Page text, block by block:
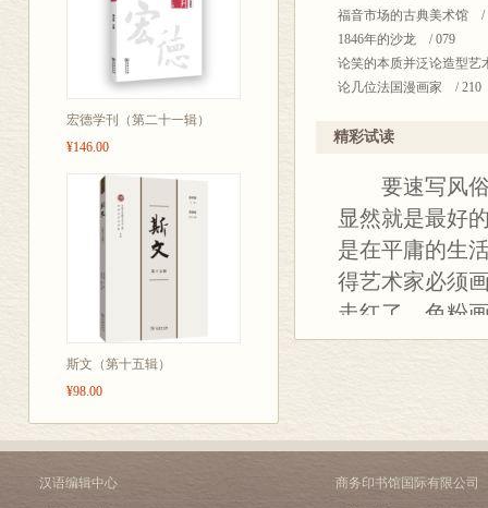
宏德学刊（第二十一辑）
¥146.00
斯文（第十五辑）
¥98.00
★《论〈恶之
括对诗人整体
★百年老店，
将郭宏安先生
排、修订
波德莱尔作品
错过的经典文
★著名法文翻
福音市场的古典美术馆 /
1846年的沙龙 / 079
论笑的本质并泛论造型
论几位法国漫画家 / 210
论1855年世界博览会美
《哲学的艺术》之不同
1859年的沙龙 / 295
现代生活的画家 / 393
欧仁•德拉克洛瓦在圣绪
马蒂奈画展 / 447
腐蚀铜版画走红 / 450
精彩试读
要速写风俗
显然就是最好
是在平庸的生
得艺术家必须
走红了，色粉
好者的画夹之
把加瓦尔尼和
克本人也不会
汉语编辑中心 商务印书馆国际有限公司